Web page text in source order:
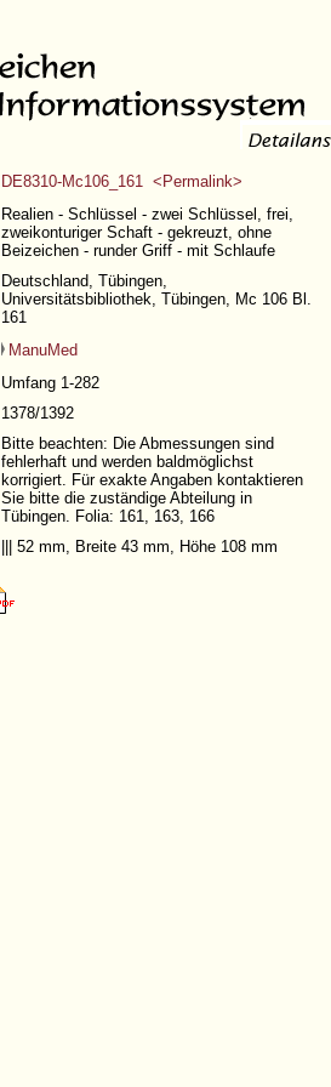
DE8310-Mc106_161 <Permalink>
Realien - Schlüssel - zwei Schlüssel, frei,
zweikonturiger Schaft - gekreuzt, ohne
Beizeichen - runder Griff - mit Schlaufe
Deutschland, Tübingen,
Universitätsbibliothek, Tübingen, Mc 106 Bl.
161
ManuMed
Umfang 1-282
1378/1392
Bitte beachten: Die Abmessungen sind
fehlerhaft und werden baldmöglichst
korrigiert. Für exakte Angaben kontaktieren
Sie bitte die zuständige Abteilung in
Tübingen. Folia: 161, 163, 166
||| 52 mm, Breite 43 mm, Höhe 108 mm